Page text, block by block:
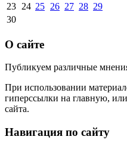
23 24 25 26 27 28 29
30
О сайте
Публикуем различные
При использовании
гиперссылки на главную,
сайта.
Навигация по сайту